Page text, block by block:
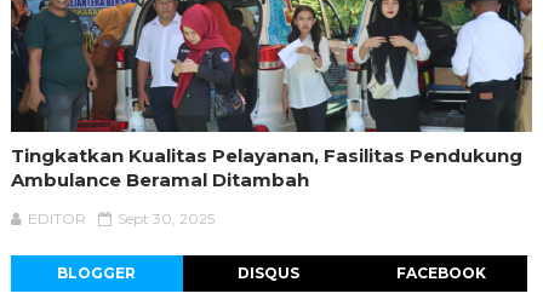
Tingkatkan Kualitas Pelayanan, Fasilitas Pendukung
Ambulance Beramal Ditambah
EDITOR Sept 30, 2025
BLOGGER DISQUS FACEBOOK